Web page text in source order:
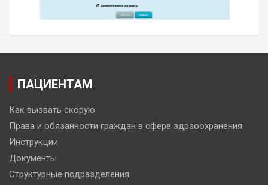
ПАЦИЕНТАМ
Как вызвать скорую
Права и обязанности граждан в сфере здраоохранения
Инструкции
Документы
Структурные подразделения